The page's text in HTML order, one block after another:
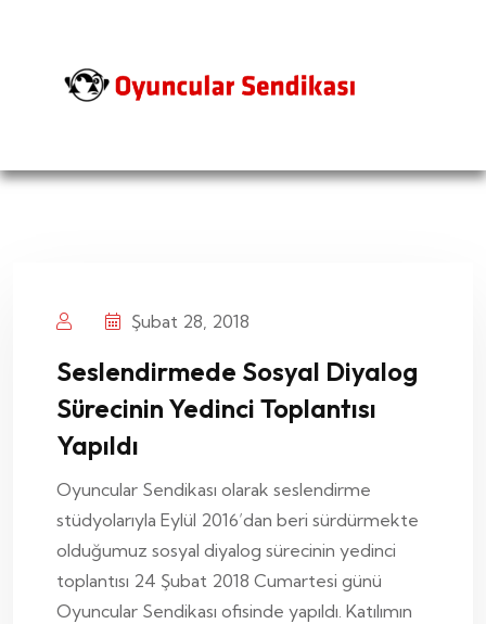
Şubat 28, 2018
Seslendirmede Sosyal Diyalog
Sürecinin Yedinci Toplantısı
Yapıldı
Oyuncular Sendikası olarak seslendirme
stüdyolarıyla Eylül 2016’dan beri sürdürmekte
olduğumuz sosyal diyalog sürecinin yedinci
toplantısı 24 Şubat 2018 Cumartesi günü
Oyuncular Sendikası ofisinde yapıldı. Katılımın